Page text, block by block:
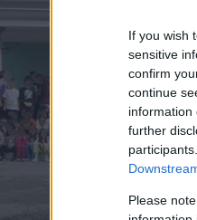
If you wish
sensitive
confirm
continue
information
further
Please